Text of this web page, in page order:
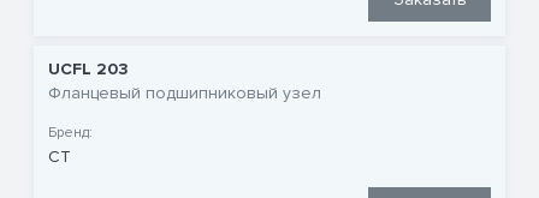
UCFL 203
Фланцевый подшипниковый узел
Бренд:
CT